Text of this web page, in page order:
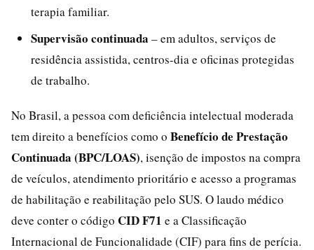
terapia familiar.
Supervisão continuada – em adultos, serviços de
residência assistida, centros-dia e oficinas protegidas
de trabalho.
No Brasil, a pessoa com deficiência intelectual moderada
tem direito a benefícios como o Benefício de Prestação
Continuada (BPC/LOAS), isenção de impostos na compra
de veículos, atendimento prioritário e acesso a programas
de habilitação e reabilitação pelo SUS. O laudo médico
deve conter o código CID F71 e a Classificação
Internacional de Funcionalidade (CIF) para fins de perícia.